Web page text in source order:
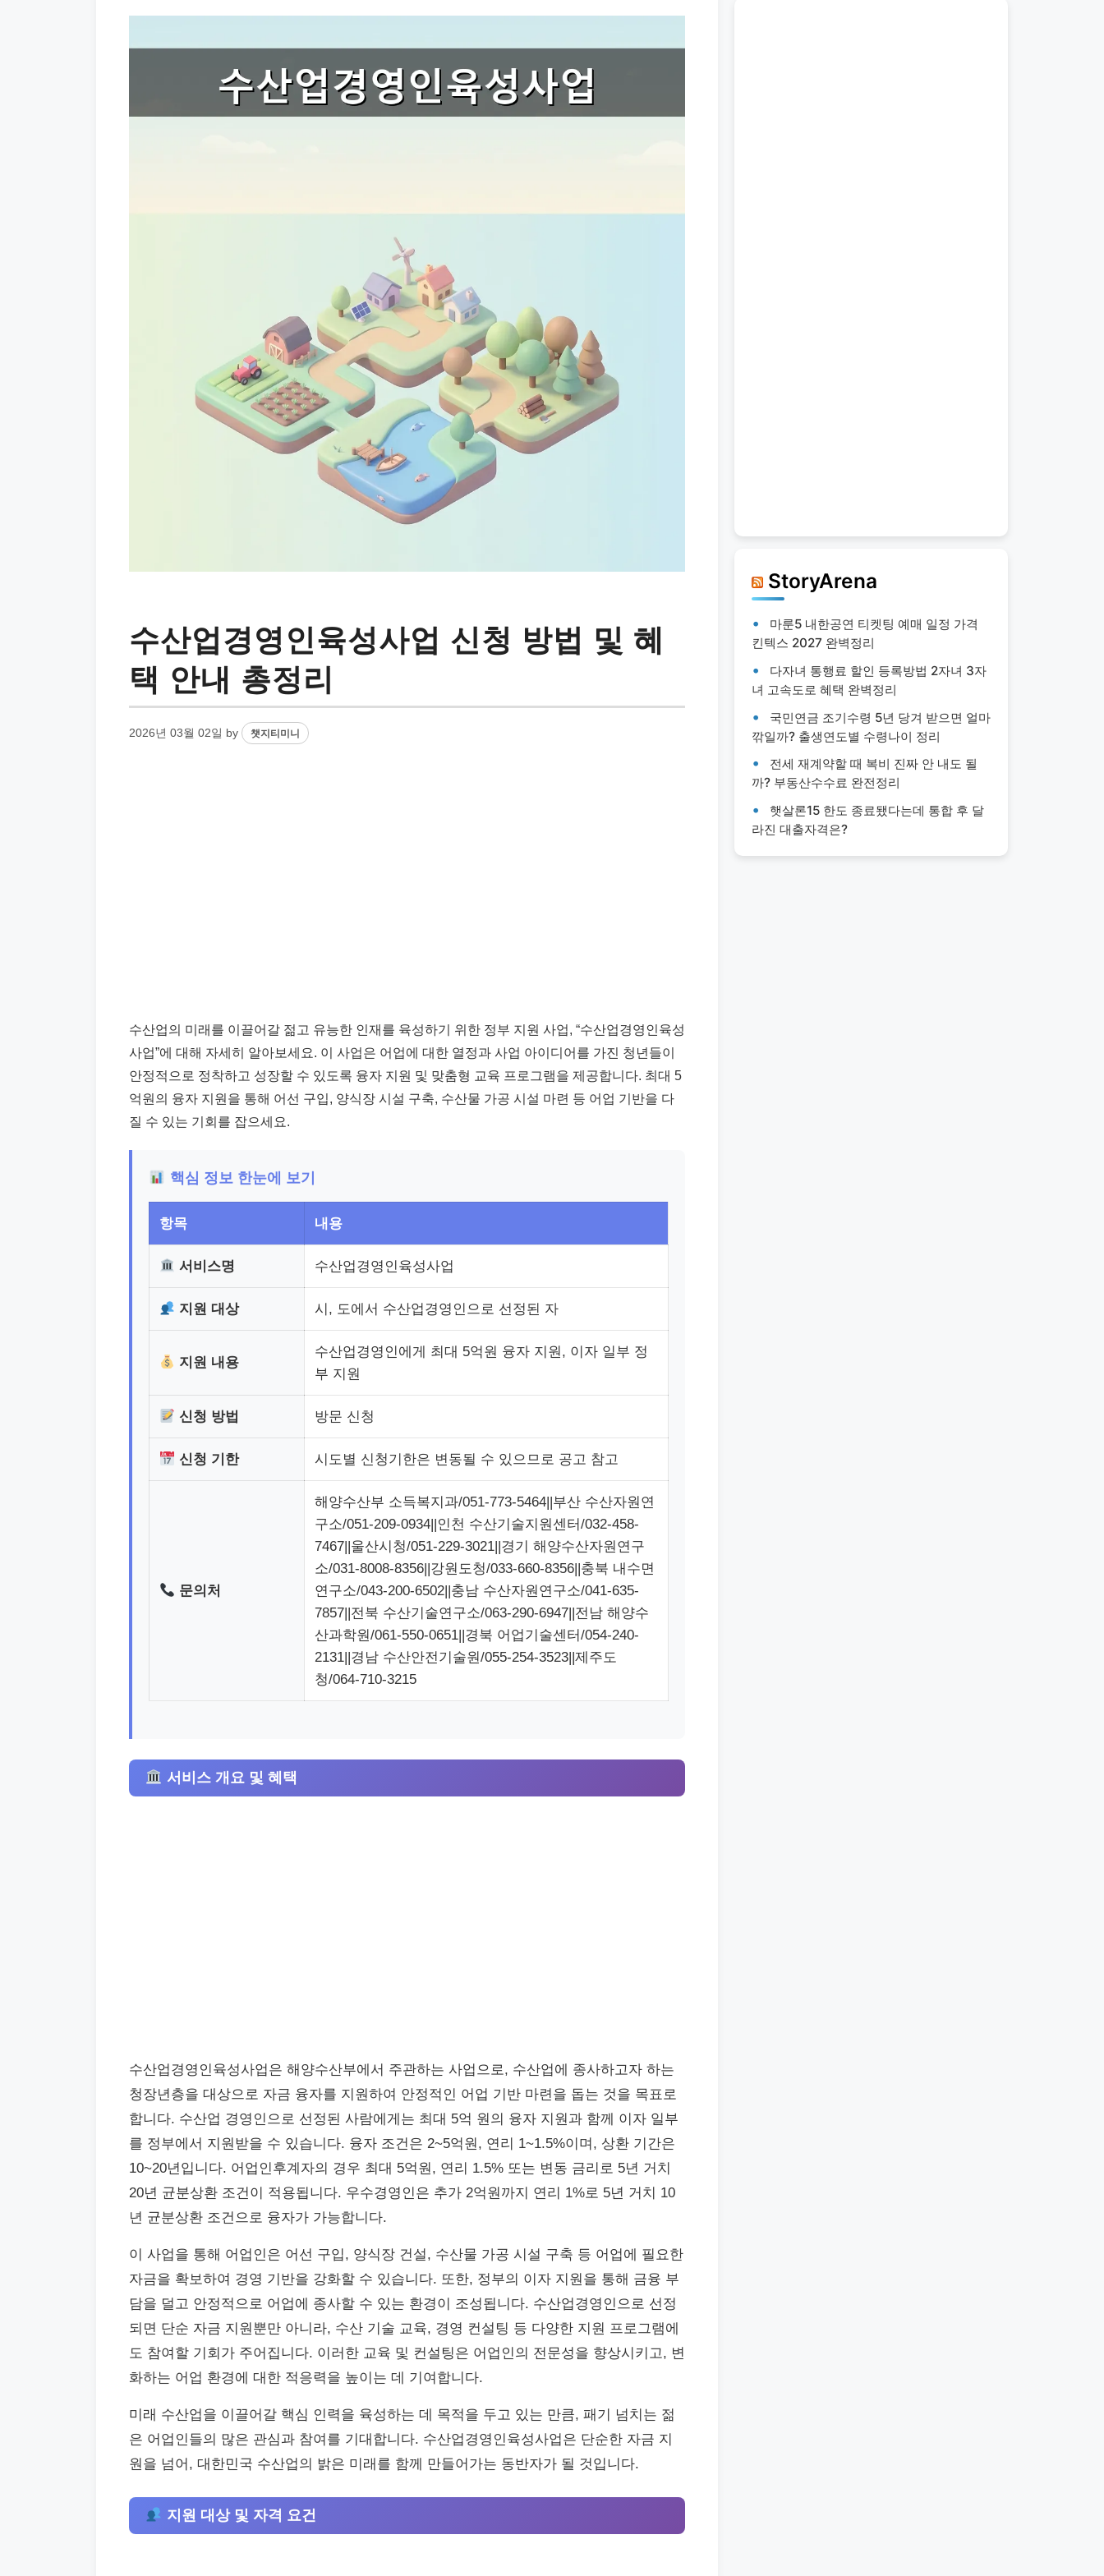
수산업경영인육성사업 신청 방법 및 혜
택 안내 총정리
2026년 03월 02일 by 챗지티미니
수산업의 미래를 이끌어갈 젊고 유능한 인재를 육성하기 위한 정부 지원 사업, “수산업경영인육성
사업”에 대해 자세히 알아보세요. 이 사업은 어업에 대한 열정과 사업 아이디어를 가진 청년들이
안정적으로 정착하고 성장할 수 있도록 융자 지원 및 맞춤형 교육 프로그램을 제공합니다. 최대 5
억원의 융자 지원을 통해 어선 구입, 양식장 시설 구축, 수산물 가공 시설 마련 등 어업 기반을 다
질 수 있는 기회를 잡으세요.
핵심 정보 한눈에 보기
항목 내용
서비스명 수산업경영인육성사업
지원 대상 시, 도에서 수산업경영인으로 선정된 자
지원 내용
수산업경영인에게 최대 5억원 융자 지원, 이자 일부 정
부 지원
신청 방법 방문 신청
신청 기한 시도별 신청기한은 변동될 수 있으므로 공고 참고
문의처
해양수산부 소득복지과/051-773-5464||부산 수산자원연
구소/051-209-0934||인천 수산기술지원센터/032-458-
7467||울산시청/051-229-3021||경기 해양수산자원연구
소/031-8008-8356||강원도청/033-660-8356||충북 내수면
연구소/043-200-6502||충남 수산자원연구소/041-635-
7857||전북 수산기술연구소/063-290-6947||전남 해양수
산과학원/061-550-0651||경북 어업기술센터/054-240-
2131||경남 수산안전기술원/055-254-3523||제주도
청/064-710-3215
서비스 개요 및 혜택
수산업경영인육성사업은 해양수산부에서 주관하는 사업으로, 수산업에 종사하고자 하는
청장년층을 대상으로 자금 융자를 지원하여 안정적인 어업 기반 마련을 돕는 것을 목표로
합니다. 수산업 경영인으로 선정된 사람에게는 최대 5억 원의 융자 지원과 함께 이자 일부
를 정부에서 지원받을 수 있습니다. 융자 조건은 2~5억원, 연리 1~1.5%이며, 상환 기간은
10~20년입니다. 어업인후계자의 경우 최대 5억원, 연리 1.5% 또는 변동 금리로 5년 거치
20년 균분상환 조건이 적용됩니다. 우수경영인은 추가 2억원까지 연리 1%로 5년 거치 10
년 균분상환 조건으로 융자가 가능합니다.
이 사업을 통해 어업인은 어선 구입, 양식장 건설, 수산물 가공 시설 구축 등 어업에 필요한
자금을 확보하여 경영 기반을 강화할 수 있습니다. 또한, 정부의 이자 지원을 통해 금융 부
담을 덜고 안정적으로 어업에 종사할 수 있는 환경이 조성됩니다. 수산업경영인으로 선정
되면 단순 자금 지원뿐만 아니라, 수산 기술 교육, 경영 컨설팅 등 다양한 지원 프로그램에
도 참여할 기회가 주어집니다. 이러한 교육 및 컨설팅은 어업인의 전문성을 향상시키고, 변
화하는 어업 환경에 대한 적응력을 높이는 데 기여합니다.
미래 수산업을 이끌어갈 핵심 인력을 육성하는 데 목적을 두고 있는 만큼, 패기 넘치는 젊
은 어업인들의 많은 관심과 참여를 기대합니다. 수산업경영인육성사업은 단순한 자금 지
원을 넘어, 대한민국 수산업의 밝은 미래를 함께 만들어가는 동반자가 될 것입니다.
지원 대상 및 자격 요건
StoryArena
마룬5 내한공연 티켓팅 예매 일정 가격
킨텍스 2027 완벽정리
다자녀 통행료 할인 등록방법 2자녀 3자
녀 고속도로 혜택 완벽정리
국민연금 조기수령 5년 당겨 받으면 얼마
깎일까? 출생연도별 수령나이 정리
전세 재계약할 때 복비 진짜 안 내도 될
까? 부동산수수료 완전정리
햇살론15 한도 종료됐다는데 통합 후 달
라진 대출자격은?